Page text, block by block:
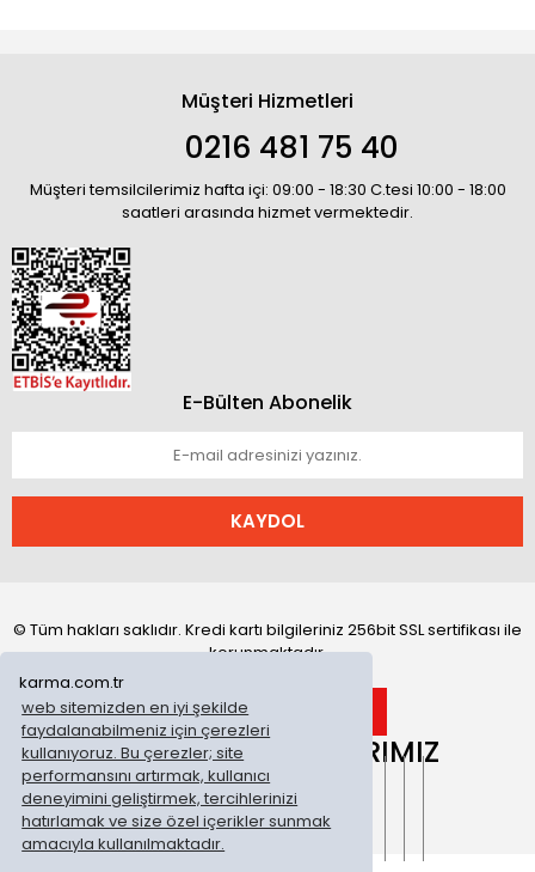
karma.com.tr
web sitemizden en iyi şekilde
faydalanabilmeniz için çerezleri
kullanıyoruz. Bu çerezler; site
performansını artırmak, kullanıcı
deneyimini geliştirmek, tercihlerinizi
hatırlamak ve size özel içerikler sunmak
amacıyla kullanılmaktadır.
Müşteri Hizmetleri
0216 481 75 40
Müşteri temsilcilerimiz hafta içi: 09:00 - 18:30 C.tesi 10:00 - 18:00
saatleri arasında hizmet vermektedir.
E-Bülten Abonelik
KAYDOL
© Tüm hakları saklıdır. Kredi kartı bilgileriniz 256bit SSL sertifikası ile
korunmaktadır.
ONLİNE MAĞAZALARIMIZ